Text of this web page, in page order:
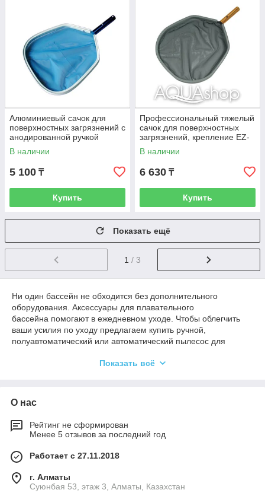
Алюминиевый сачок для
поверхностных загрязнений с
анодированной ручкой
голубого цвета, крепление
EZ-Clip
В наличии
5 100 ₸
Купить
Профессиональный тяжелый
сачок для поверхностных
загрязнений, крепление EZ-
Clip Powerful
В наличии
6 630 ₸
Купить
Показать ещё
1 / 3
Ни один бассейн не обходится без дополнительного
оборудования. Аксессуары для плавательного
бассейна помогают в ежедневном уходе. Чтобы облегчить
ваши усилия по уходу предлагаем купить ручной,
полуавтоматический или автоматический пылесос для
постороннего мусора и листьев. Лестница для бассейна из
вашим услугам магазин аксессуаров для
бассейнов Aqua Shop Asia, где можно найти все для чистки
пылесос для бассейна, где бы вы не находились: в г. Бишкек,
Узбекистан.
Показать всё
О нас
Рейтинг не сформирован
Менее 5 отзывов за последний год
Работает с 27.11.2018
г. Алматы
Суюнбая 53, этаж 3, Алматы, Казахстан